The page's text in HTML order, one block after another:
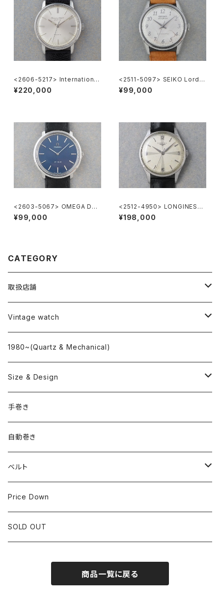
<2606-5217> International
National Co. "TURLER"
¥220,000
<2511-5097> SEIKO Lord
Marvel
¥99,000
<2603-5067> OMEGA DE-
VILLE
¥99,000
<2512-4950> LONGINES
"Cal.12.68.ZS"
¥198,000
CATEGORY
取扱店舗
L o'clock
"delve"
Vintage watch
海外ブランド
OMEGA
ROLEX
国産ブランド
SEIKO
CITIZEN
1980~(Quartz & Mechanical)
Size & Design
~24.9mm
25mm~29.9mm
30mm~34.9mm
35mm~39.9mm
40mm~
手巻き
自動巻き
ベルト
HIRSCHベルト
SSブレスレット
Price Down
SOLD OUT
商品一覧に戻る